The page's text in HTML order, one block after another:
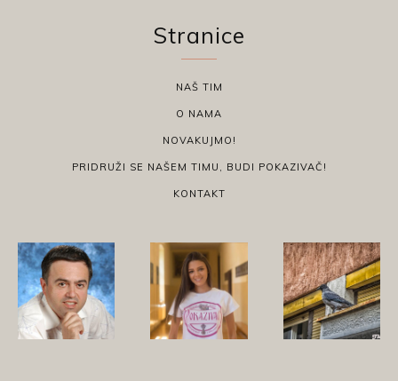
Stranice
NAŠ TIM
O NAMA
NOVAKUJMO!
PRIDRUŽI SE NAŠEM TIMU, BUDI POKAZIVAČ!
KONTAKT